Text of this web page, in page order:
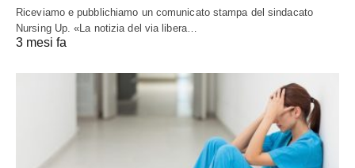
Riceviamo e pubblichiamo un comunicato stampa del sindacato
Nursing Up. «La notizia del via libera…
3 mesi fa